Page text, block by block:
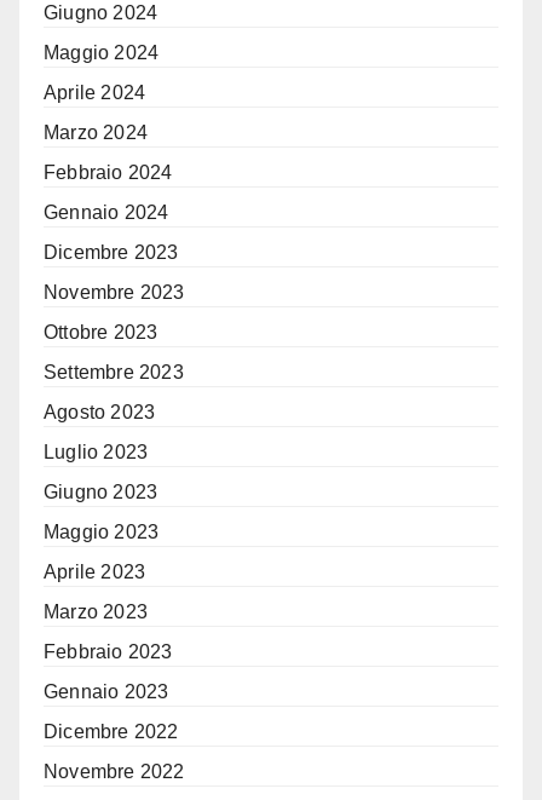
Giugno 2024
Maggio 2024
Aprile 2024
Marzo 2024
Febbraio 2024
Gennaio 2024
Dicembre 2023
Novembre 2023
Ottobre 2023
Settembre 2023
Agosto 2023
Luglio 2023
Giugno 2023
Maggio 2023
Aprile 2023
Marzo 2023
Febbraio 2023
Gennaio 2023
Dicembre 2022
Novembre 2022